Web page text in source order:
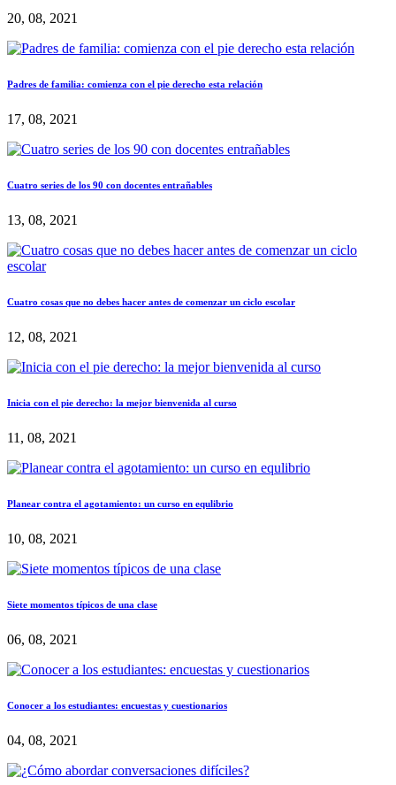
20, 08, 2021
Padres de familia: comienza con el pie derecho esta relación
17, 08, 2021
Cuatro series de los 90 con docentes entrañables
13, 08, 2021
Cuatro cosas que no debes hacer antes de comenzar un ciclo escolar
12, 08, 2021
Inicia con el pie derecho: la mejor bienvenida al curso
11, 08, 2021
Planear contra el agotamiento: un curso en equlibrio
10, 08, 2021
Siete momentos típicos de una clase
06, 08, 2021
Conocer a los estudiantes: encuestas y cuestionarios
04, 08, 2021